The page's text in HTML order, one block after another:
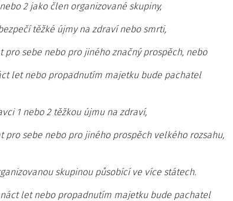
2 jako člen organizované skupiny,
těžké újmy na zdraví nebo smrti,
sebe nebo pro jiného značný prospěch, nebo
let nebo propadnutím majetku bude pachatel
1 nebo 2 těžkou újmu na zdraví,
pro sebe nebo pro jiného prospěch velkého rozsahu,
skupinou působící ve více státech.
let nebo propadnutím majetku bude pachatel